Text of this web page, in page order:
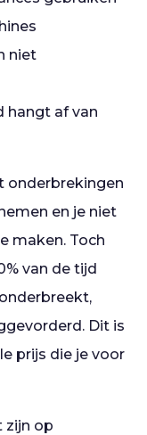
niet
hangt af van
onderbrekingen
en je niet
maken. Toch
van de tijd
Dit is
prijs die je voor
zijn op